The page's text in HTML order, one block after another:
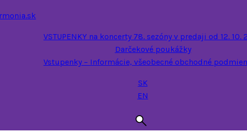
VSTUPENKY na koncerty 78. sezóny v predaji od 12. 10.
Darčekové poukážky
Vstupenky – Informácie, všeobecné obchodné
SK
EN
Hľadať